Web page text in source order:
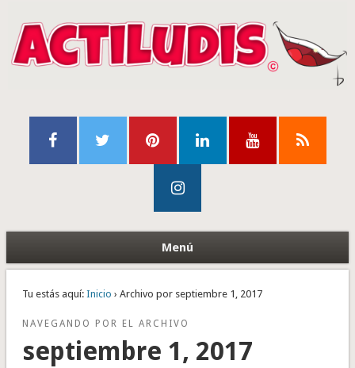
Menú
Tu estás aquí: Inicio › Archivo por septiembre 1, 2017
NAVEGANDO POR EL ARCHIVO
septiembre 1, 2017